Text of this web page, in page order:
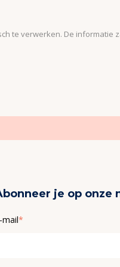
te verwerken. De informatie
je op onze
mail*